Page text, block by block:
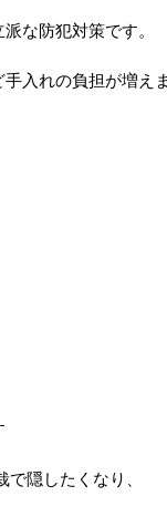
な防犯対策です。
入れの負担が増え
隠したくなり、